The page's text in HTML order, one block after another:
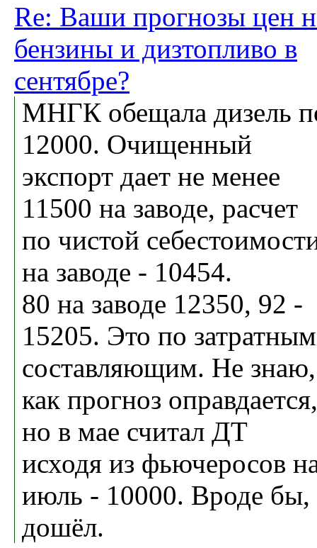
Re: Ваши прогнозы цен
бензины и дизтопливо в
сентябре?
МНГК обещала дизель
12000. Очищенный
экспорт дает не менее
11500 на заводе, расчет
по чистой
на заводе - 10454.
80 на заводе 12350, 92 -
15205. Это по затратным
составляющим. Не знаю,
как прогноз оправдается,
но в мае считал ДТ
исходя из фьючеросов
июль - 10000. Вроде бы,
дошёл.